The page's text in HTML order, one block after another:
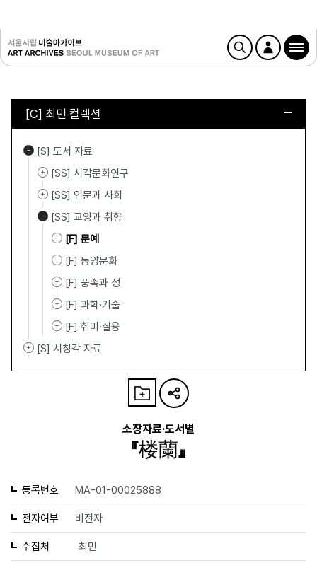
[C] 최민 컬렉션
[S] 도서 자료
[SS] 시각문화연구
[SS] 인문과 사회
[SS] 교양과 취향
[F] 문예
[F] 동양문화
[F] 풍속과 성
[F] 과학·기술
[F] 취미·실용
[S] 시청각 자료
소장자료·도서별
『楼蘭』
등록번호 MA-01-00025888
전자여부 비전자
수집처 최민